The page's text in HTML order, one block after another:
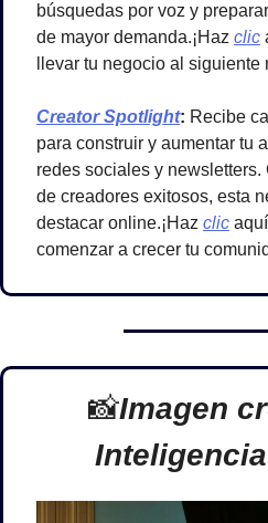
búsquedas por voz y
de mayor demanda.¡Haz clic
llevar tu negocio al siguiente
Creator Spotlight: Recibe
para construir y aumentar tu
redes sociales y
de creadores exitosos, esta
destacar online.¡Haz clic
comenzar a crecer tu
📸Imagen